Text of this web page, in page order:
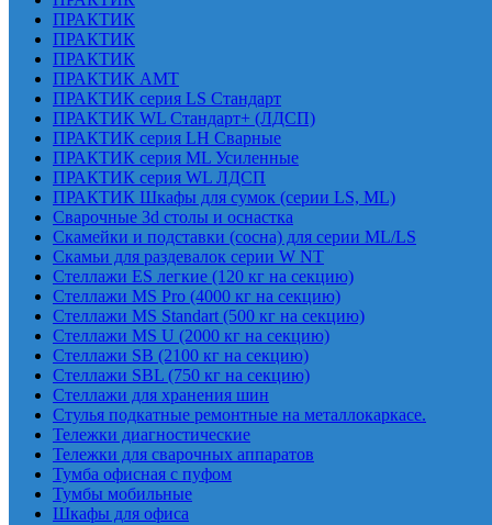
ПРАКТИК
ПРАКТИК
ПРАКТИК
ПРАКТИК AMT
ПРАКТИК cерия LS Стандарт
ПРАКТИК WL Стандарт+ (ЛДСП)
ПРАКТИК серия LH Сварные
ПРАКТИК серия ML Усиленные
ПРАКТИК серия WL ЛДСП
ПРАКТИК Шкафы для сумок (серии LS, ML)
Сварочные 3d столы и оснастка
Скамейки и подставки (сосна) для серии ML/LS
Скамьи для раздевалок серии W NT
Стеллажи ES легкие (120 кг на секцию)
Стеллажи MS Pro (4000 кг на секцию)
Стеллажи MS Standart (500 кг на секцию)
Стеллажи MS U (2000 кг на секцию)
Стеллажи SB (2100 кг на секцию)
Стеллажи SBL (750 кг на секцию)
Стеллажи для хранения шин
Стулья подкатные ремонтные на металлокаркасе.
Тележки диагностические
Тележки для сварочных аппаратов
Тумба офисная с пуфом
Тумбы мобильные
Шкафы для офиса